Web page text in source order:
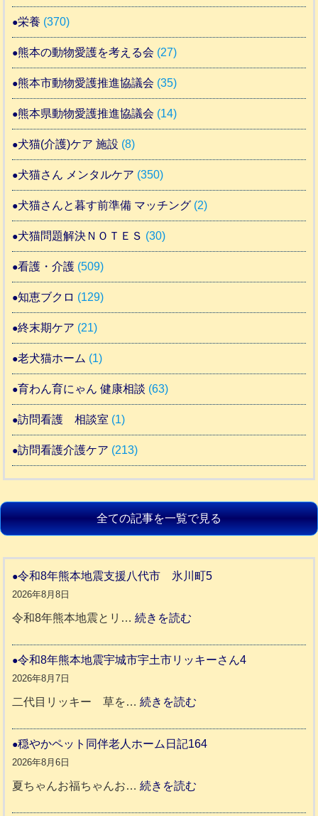
栄養 (370)
熊本の動物愛護を考える会 (27)
熊本市動物愛護推進協議会 (35)
熊本県動物愛護推進協議会 (14)
犬猫(介護)ケア 施設 (8)
犬猫さん メンタルケア (350)
犬猫さんと暮す前準備 マッチング (2)
犬猫問題解決ＮＯＴＥＳ (30)
看護・介護 (509)
知恵ブクロ (129)
終末期ケア (21)
老犬猫ホーム (1)
育わん育にゃん 健康相談 (63)
訪問看護 相談室 (1)
訪問看護介護ケア (213)
全ての記事を一覧で見る
令和8年熊本地震支援八代市 氷川町5
2026年8月8日
令和8年熊本地震とリ…続きを読む
和
年
本
令和8年熊本地震宇城市宇土市リッキーさん4
2026年8月7日
二代目リッキー 草を…続きを読む
和
穏やかペット同伴老人ホーム日記164
2026年8月6日
夏ちゃんお福ちゃんお…続きを読む